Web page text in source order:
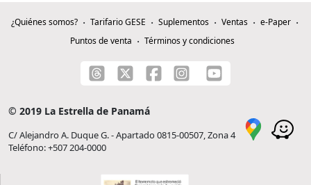
¿Quiénes somos? Tarifario GESE Suplementos Ventas
e-Paper
Puntos de venta
Términos y condiciones
© 2019 La Estrella de Panamá
C/ Alejandro A. Duque G. - Apartado 0815-00507, Zona 4
Teléfono: +507 204-0000